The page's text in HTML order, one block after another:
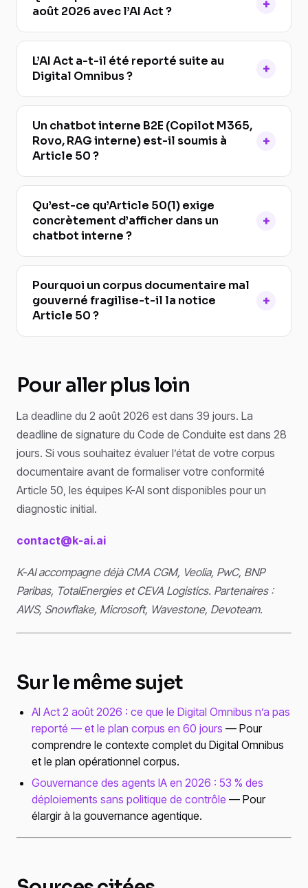
août 2026 avec l’AI Act ?
L’AI Act a-t-il été reporté suite au
Digital Omnibus ?
Un chatbot interne B2E (Copilot M365,
Rovo, RAG interne) est-il soumis à
Article 50 ?
Qu’est-ce qu’Article 50(1) exige
concrètement d’afficher dans un
chatbot interne ?
Pourquoi un corpus documentaire mal
gouverné fragilise-t-il la notice
Article 50 ?
Pour aller plus loin
La deadline du 2 août 2026 est dans 39 jours. La
deadline de signature du Code de Conduite est dans 28
jours. Si vous souhaitez évaluer l’état de votre corpus
documentaire avant de formaliser votre conformité
Article 50, les équipes K-AI sont disponibles pour un
diagnostic initial.
contact@k-ai.ai
K-AI accompagne déjà CMA CGM, Veolia, PwC, BNP
Paribas, TotalEnergies et CEVA Logistics. Partenaires :
AWS, Snowflake, Microsoft, Wavestone, Devoteam.
Sur le même sujet
AI Act 2 août 2026 : ce que le Digital Omnibus n’a pas
reporté — et le plan corpus en 60 jours — Pour
comprendre le contexte complet du Digital Omnibus
et le plan opérationnel corpus.
Gouvernance des agents IA en 2026 : 53 % des
déploiements sans politique de contrôle — Pour
élargir à la gouvernance agentique.